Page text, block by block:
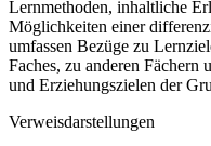
Lernmethoden, inhaltliche
Möglichkeiten einer
umfassen Bezüge zu
Faches, zu anderen
und Erziehungszielen der
Verweisdarstellungen